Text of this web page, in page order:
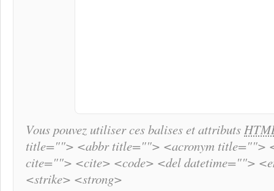
Vous pouvez utiliser ces balises et attributs
title=""> <abbr title=""> <acronym title="">
cite=""> <cite> <code> <del datetime="">
<strike> <strong>